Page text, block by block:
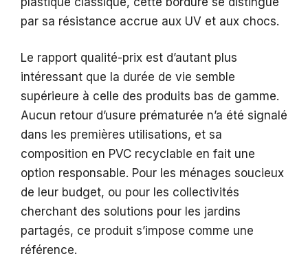
par sa résistance accrue aux UV et aux chocs.
Le rapport qualité-prix est d’autant plus
intéressant que la durée de vie semble
supérieure à celle des produits bas de gamme.
Aucun retour d’usure prématurée n’a été signalé
dans les premières utilisations, et sa
composition en PVC recyclable en fait une
option responsable. Pour les ménages soucieux
de leur budget, ou pour les collectivités
cherchant des solutions pour les jardins
partagés, ce produit s’impose comme une
référence.